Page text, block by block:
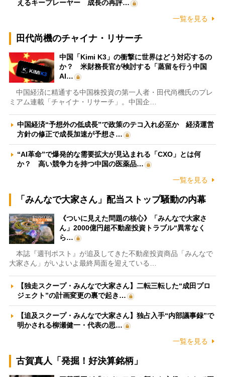
えるキープレーヤー 成長の再評…
一覧を見る
田代尚機のチャイナ・リサーチ
中国「Kimi K3」の衝撃に世界はどう対応するの
か？ 米財務長官が検討する「蒸留を行う中国
AI…
中国経済に精通する中国株投資の第一人者・田代尚機氏のプレ
ミアム連載「チャイナ・リサーチ」。中国企…
中国経済“予想外の低成長”で政策のテコ入れ必至か 経済運営
方針の修正で成長加速が予想さ…
“AI革命”で爆発的な需要拡大が見込まれる「CXO」とは何
か？ 高い競争力を持つ中国の医薬品…
一覧を見る
「みんなで大家さん」配当ストップ騒動の内幕
《ついに見えた問題の核心》「みんなで大家さ
ん」2000億円超不動産投資トラブル“異常なく
ら…
本誌『週刊ポスト』が追及してきた不動産投資商品「みんなで
大家さん」がいよいよ最終局面を迎えている…
【独走スクープ・みんなで大家さん】二転三転した“成田プロ
ジェクト”の計画変更の裏で起き…
【追及スクープ・みんなで大家さん】独占入手“内部議事録”で
明かされる柳瀬健一・代表の思…
一覧を見る
古賀真人「発掘！好決算銘柄」